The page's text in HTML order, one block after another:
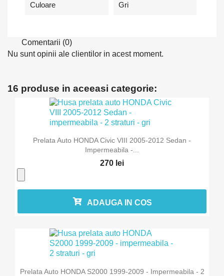
Culoare Gri
Comentarii (0)
Nu sunt opinii ale clientilor in acest moment.
16 produse in aceeasi categorie:
Prelata Auto HONDA Civic VIII 2005-2012 Sedan -
Impermeabila -...
270 lei
ADAUGA IN COS
Prelata Auto HONDA S2000 1999-2009 - Impermeabila - 2